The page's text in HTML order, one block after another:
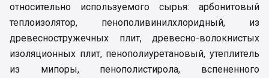
относительно используемого сырья: арбонитовый
теплоизолятор, пенополивинилхлоридный, из
древесностружечных плит, древесно-волокнистых
изоляционных плит, пенополиуретановый, утеплитель
из мипоры, пенополистирола, вспененного